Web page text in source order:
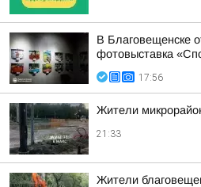
В Благовещенске
фотовыставка
17:56
Жители
21:33
Жители